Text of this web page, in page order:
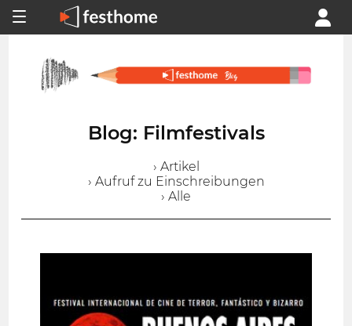
Blog: Filmfestivals
› Artikel
› Aufruf zu Einschreibungen
› Alle